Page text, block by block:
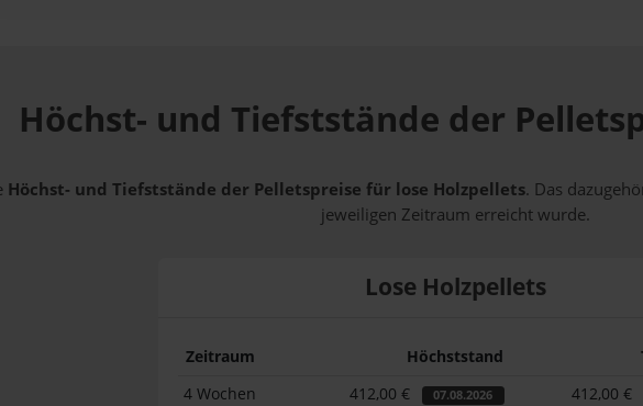
Höchst- und Tiefststände der
Höchst- und Tiefststände der Pelletspreise für lose Holzpellets. Das
jeweiligen Zeitraum erreicht wurde.
Lose Holzpellets
Zeitraum Höchststand
4 Wochen
412,00 € 07.08.2026 412,00 €